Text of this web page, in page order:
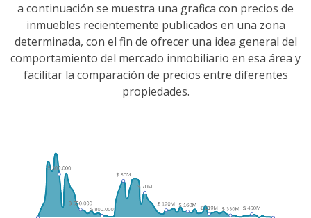
a continuación se muestra una grafica con precios de
inmuebles recientemente publicados en una zona
determinada, con el fin de ofrecer una idea general del
comportamiento del mercado inmobiliario en esa área y
facilitar la comparación de precios entre diferentes
propiedades.